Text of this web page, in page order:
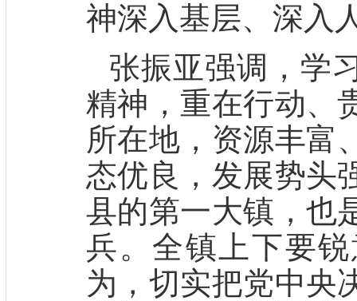
神深入基层、深入
张振亚强调，学
精神，重在行动、
所在地，资源丰富
态优良，发展势头
县的第一大镇，也
兵。全镇上下要
为，切实把党中央